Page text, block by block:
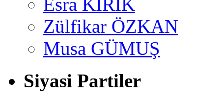
Zülfikar ÖZKAN
Musa GÜMUŞ
Siyasi Partiler